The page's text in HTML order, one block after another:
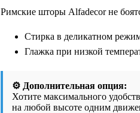
Римские шторы Alfadecor не
Стирка в деликатном
Глажка при низкой
⚙️ Дополнительная опция:
Хотите максимального
на любой высоте одним